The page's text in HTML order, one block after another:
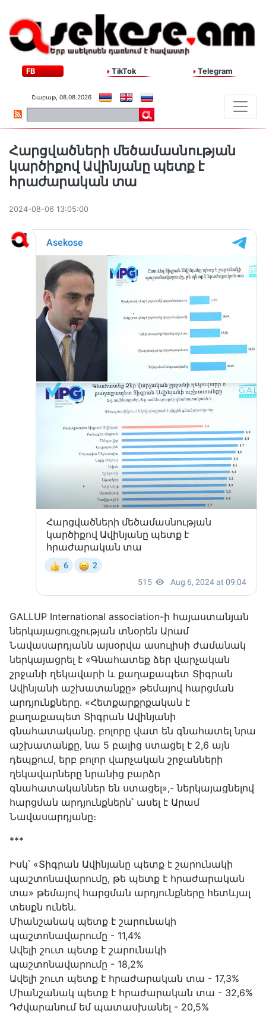
FB TikTok Telegram
Շաբաթ, 08.08.2026
Հարցվածների մեծամասնության
կարծիքով Ավինյանը պետք է
հրաժարական տա
2024-08-06 13:05:00
GALLUP International association-ի հայաստանյան
ներկայացուցչության տնօրեն Արամ
Նավասարդյանն այսօրվա ասուլիսի ժամանակ
ներկայացրել է «Գնահատեք ձեր վարչական
շրջանի ղեկավարի և քաղաքապետ Տիգրան
Ավինյանի աշխատանքը» թեմայով հարցման
արդյունքները․ «Հետքարքրքական է
քաղաքապետ Տիգրան Ավինյանի
գնահատականը. բոլորը վատ են գնահատել նրա
աշխատանքը, նա 5 բալից ստացել է 2,6 այն
դեպքում, երբ բոլոր վարչական շրջանների
ղեկավարները նրանից բարձր
գնահատականներ են ստացել»,- ներկայացնելով
հարցման արդյունքներն՝ ասել է Արամ
Նավասարդյանը։
***
Իսկ՝ «Տիգրան Ավինյանը պետք է շարունակի
պաշտոնավարումը, թե պետք է հրաժարական
տա» թեմայով հարցման արդյունքները հետևյալ
տեսքն ունեն․
Միանշանակ պետք է շարունակի
պաշտոնավարումը - 11,4%
Ավելի շուտ պետք է շարունակի
պաշտոնավարումը - 18,2%
Ավելի շուտ պետք է հրաժարական տա - 17,3%
Միանշանակ պետք է հրաժարական տա - 32,6%
Դժվարանում եմ պատասխանել - 20,5%